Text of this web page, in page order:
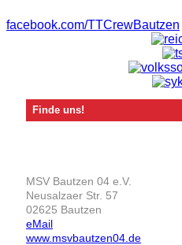
facebook.com/TTCrewBautzen
Finde uns!
MSV Bautzen 04 e.V.
Neusalzaer Str. 57
02625 Bautzen
eMail
www.msvbautzen04.de